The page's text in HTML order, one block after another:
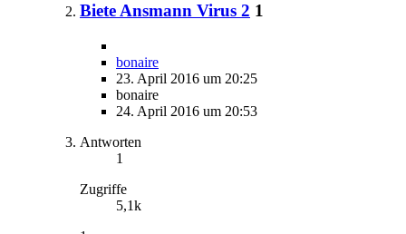
Biete Ansmann Virus 2 1
bonaire
23. April 2016 um 20:25
bonaire
24. April 2016 um 20:53
Antworten
1
Zugriffe
5,1k